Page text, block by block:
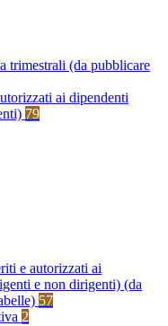
trimestrali (da pubblicare
ai dipendenti
79
e autorizzati ai
e non dirigenti) (da
57
2